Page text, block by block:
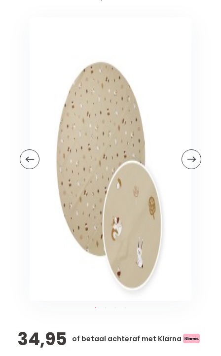
Veiligheid in en om huis
Veiligheid in huis
Veiligheid buiten de deur
Kinderstoelen
Kindermeubels
Schommelstoelen en wipstoeltjes
34,95 of betaal achteraf met Klarna